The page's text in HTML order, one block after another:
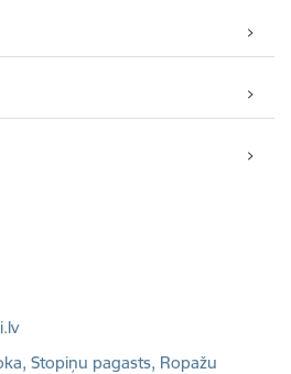
Stopiņu pagasts, Ropažu